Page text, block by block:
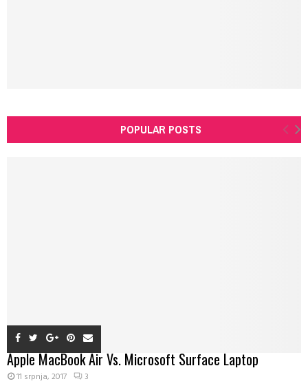
POPULAR POSTS
Apple MacBook Air Vs. Microsoft Surface Laptop
11 srpnja, 2017 3